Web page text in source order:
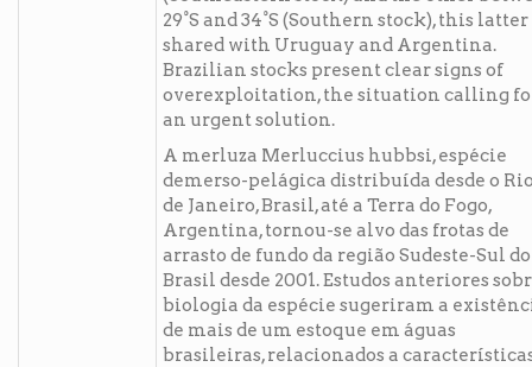
29°S and 34°S (Southern stock), this latter
shared with Uruguay and Argentina.
Brazilian stocks present clear signs of
overexploitation, the situation calling
an urgent solution.
A merluza Merluccius hubbsi, espécie
demerso-pelágica distribuída desde o
de Janeiro, Brasil, até a Terra do Fogo,
Argentina, tornou-se alvo das frotas de
arrasto de fundo da região Sudeste-Sul do
Brasil desde 2001. Estudos anteriores
biologia da espécie sugeriram a
de mais de um estoque em águas
brasileiras, relacionados a